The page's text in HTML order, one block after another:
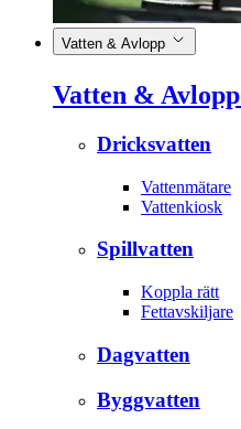
Vatten & Avlopp
Vatten & Avlopp
Dricksvatten
Vattenmätare
Vattenkiosk
Spillvatten
Koppla rätt
Fettavskiljare
Dagvatten
Byggvatten